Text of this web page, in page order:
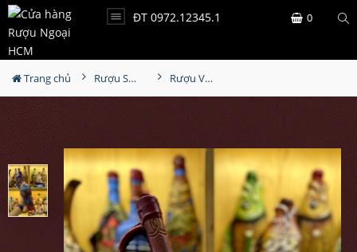
ĐT 0972.12345.1 0
Trang chủ Rượu Sưu Tầm - Nga Rượu Vang Gốm Georgia MS86